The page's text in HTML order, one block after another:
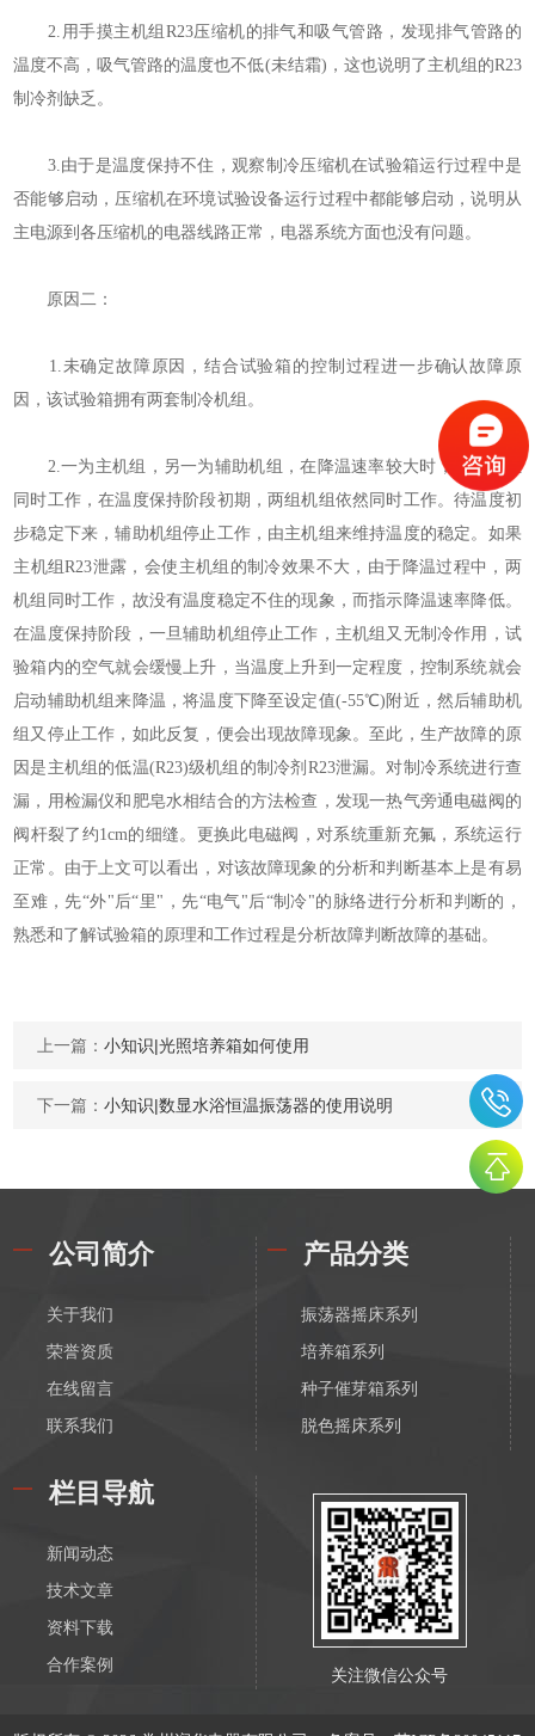
2.用手摸主机组R23压缩机的排气和吸气管路，发现排气管路的
温度不高，吸气管路的温度也不低(未结霜)，这也说明了主机组的R23
制冷剂缺乏。
3.由于是温度保持不住，观察制冷压缩机在试验箱运行过程中是
否能够启动，压缩机在环境试验设备运行过程中都能够启动，说明从
主电源到各压缩机的电器线路正常，电器系统方面也没有问题。
原因二：
1.未确定故障原因，结合试验箱的控制过程进一步确认故障原
因，该试验箱拥有两套制冷机组。
2.一为主机组，另一为辅助机组，在降温速率较大时，两组机组
同时工作，在温度保持阶段初期，两组机组依然同时工作。待温度初
步稳定下来，辅助机组停止工作，由主机组来维持温度的稳定。如果
主机组R23泄露，会使主机组的制冷效果不大，由于降温过程中，两
机组同时工作，故没有温度稳定不住的现象，而指示降温速率降低。
在温度保持阶段，一旦辅助机组停止工作，主机组又无制冷作用，试
验箱内的空气就会缓慢上升，当温度上升到一定程度，控制系统就会
启动辅助机组来降温，将温度下降至设定值(-55℃)附近，然后辅助机
组又停止工作，如此反复，便会出现故障现象。至此，生产故障的原
因是主机组的低温(R23)级机组的制冷剂R23泄漏。对制冷系统进行查
漏，用检漏仪和肥皂水相结合的方法检查，发现一热气旁通电磁阀的
阀杆裂了约1cm的细缝。更换此电磁阀，对系统重新充氟，系统运行
正常。由于上文可以看出，对该故障现象的分析和判断基本上是有易
至难，先“外"后“里"，先“电气"后“制冷"的脉络进行分析和判断的，
熟悉和了解试验箱的原理和工作过程是分析故障判断故障的基础。
上一篇：小知识|光照培养箱如何使用
下一篇：小知识|数显水浴恒温振荡器的使用说明
公司简介
关于我们
荣誉资质
在线留言
联系我们
产品分类
振荡器摇床系列
培养箱系列
种子催芽箱系列
脱色摇床系列
恒温磁力搅拌器系列
电动搅拌器系列
离心机系列
水浴锅系列
油浴锅系列
恒温水箱系列
栏目导航
新闻动态
技术文章
资料下载
合作案例
关注微信公众号